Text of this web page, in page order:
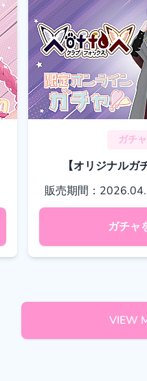
ガチ
【オリジナル
販売期間：
ガチャ
VIEW